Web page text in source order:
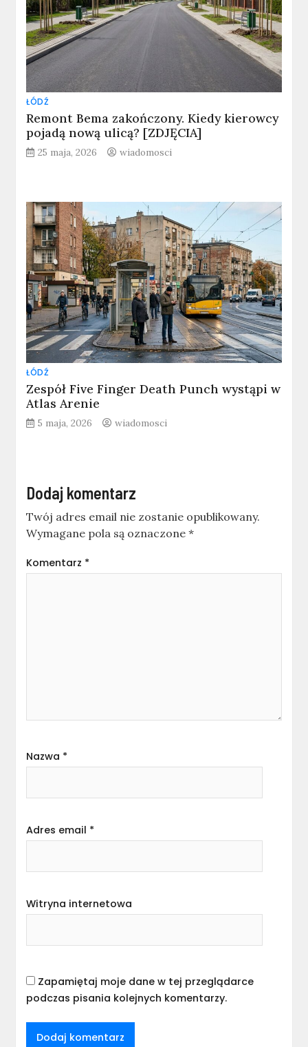
ŁÓDŹ
Remont Bema zakończony. Kiedy kierowcy
pojadą nową ulicą? [ZDJĘCIA]
25 maja, 2026 wiadomosci
ŁÓDŹ
Zespół Five Finger Death Punch wystąpi w
Atlas Arenie
5 maja, 2026 wiadomosci
Dodaj komentarz
Twój adres email nie zostanie opublikowany.
Wymagane pola są oznaczone*
Komentarz *
Nazwa *
Adres email *
Witryna internetowa
Zapamiętaj moje dane w tej przeglądarce
podczas pisania kolejnych komentarzy.